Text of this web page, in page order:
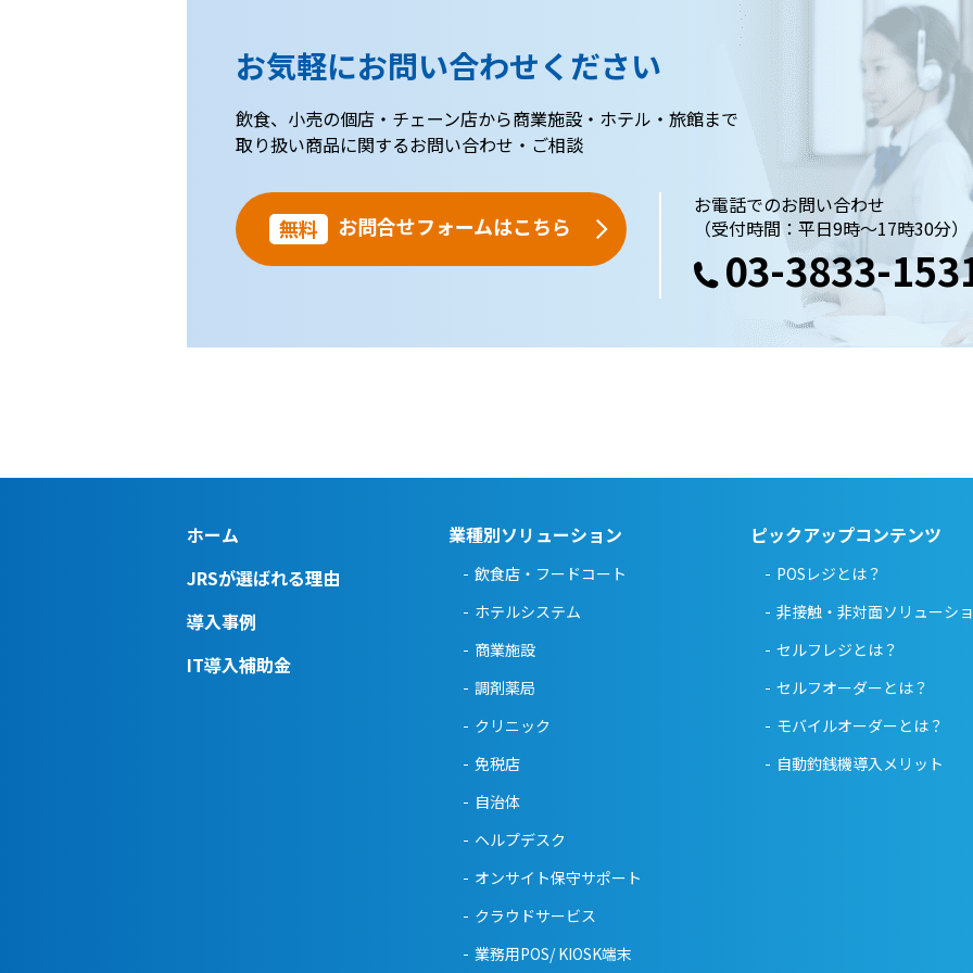
お気軽にお問い合わせください
飲食、小売の個店・チェーン店から商業施設・ホテル・旅館まで
取り扱い商品に関するお問い合わせ・ご相談
無料 お問合せフォームはこちら
お電話でのお問い合わせ
（受付時間：平日9時～17時30分）
03-3833-
ホーム
JRSが選ばれる理由
導入事例
IT導入補助金
業種別ソリューション
飲食店・フードコート
ホテルシステム
商業施設
調剤薬局
クリニック
免税店
自治体
ヘルプデスク
オンサイト保守サポート
クラウドサービス
業務用POS/ KIOSK端末
ピックアップコンテンツ
POSレジとは？
非接触・非対面ソリューシ
セルフレジとは？
セルフオーダーとは？
モバイルオーダーとは？
自動釣銭機導入メリット